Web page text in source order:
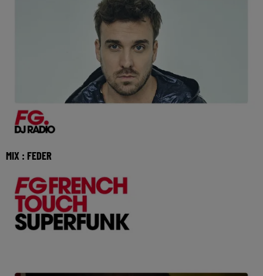
MIX : FEDER
aout 2026 🎧 Ecoutez Radio FG sur http://ww